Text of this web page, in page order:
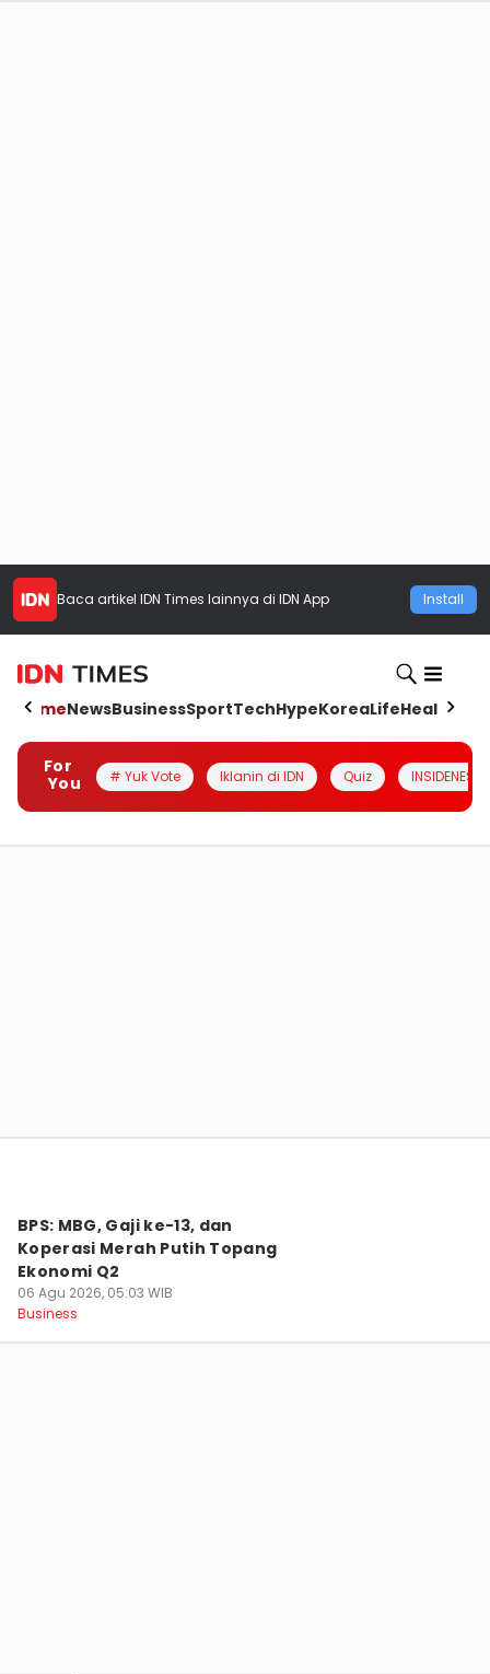
Baca artikel IDN Times lainnya di IDN App Install
HomeNewsBusinessSportTechHypeKoreaLifeHealth
For
You
# Yuk Vote Iklanin di IDN Quiz INSIDENESIA
06 Agu 2026, 08:49 WIB
BPS: MBG, Gaji ke-13, dan
Koperasi Merah Putih Topang
Ekonomi Q2
06 Agu 2026, 05:03 WIB
Business